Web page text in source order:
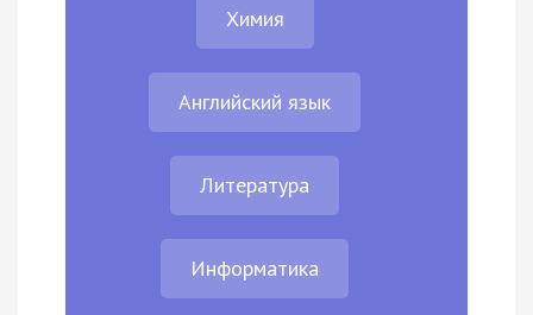
Химия
Английский язык
Литература
Информатика